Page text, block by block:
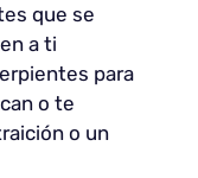
que se
a ti
para
o te
o un